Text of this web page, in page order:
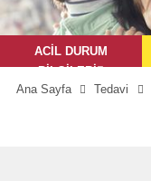
ACIL DURUM
BILGILERI
Ana Sayfa
Tedavi